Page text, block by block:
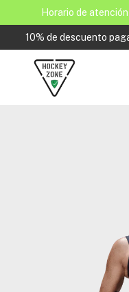
Horario de
10% de descuento